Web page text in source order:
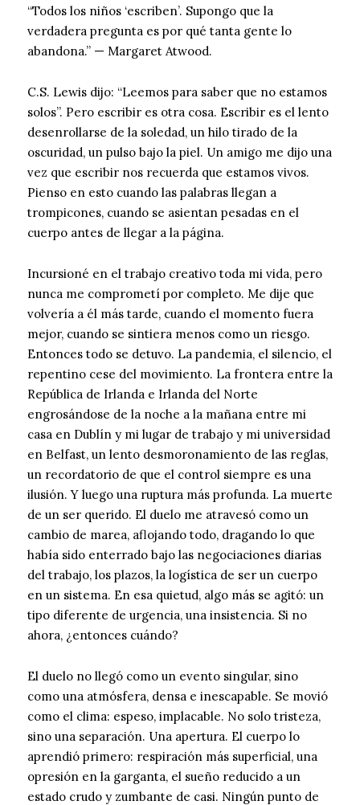
“Todos los niños ‘escriben’. Supongo que la
verdadera pregunta es por qué tanta gente lo
abandona.” — Margaret Atwood.
C.S. Lewis dijo: “Leemos para saber que no estamos
solos”. Pero escribir es otra cosa. Escribir es el lento
desenrollarse de la soledad, un hilo tirado de la
oscuridad, un pulso bajo la piel. Un amigo me dijo una
vez que escribir nos recuerda que estamos vivos.
Pienso en esto cuando las palabras llegan a
trompicones, cuando se asientan pesadas en el
cuerpo antes de llegar a la página.
Incursioné en el trabajo creativo toda mi vida, pero
nunca me comprometí por completo. Me dije que
volvería a él más tarde, cuando el momento fuera
mejor, cuando se sintiera menos como un riesgo.
Entonces todo se detuvo. La pandemia, el silencio, el
repentino cese del movimiento. La frontera entre la
República de Irlanda e Irlanda del Norte
engrosándose de la noche a la mañana entre mi
casa en Dublín y mi lugar de trabajo y mi universidad
en Belfast, un lento desmoronamiento de las reglas,
un recordatorio de que el control siempre es una
ilusión. Y luego una ruptura más profunda. La muerte
de un ser querido. El duelo me atravesó como un
cambio de marea, aflojando todo, dragando lo que
había sido enterrado bajo las negociaciones diarias
del trabajo, los plazos, la logística de ser un cuerpo
en un sistema. En esa quietud, algo más se agitó: un
tipo diferente de urgencia, una insistencia. Si no
ahora, ¿entonces cuándo?
El duelo no llegó como un evento singular, sino
como una atmósfera, densa e inescapable. Se movió
como el clima: espeso, implacable. No solo tristeza,
sino una separación. Una apertura. El cuerpo lo
aprendió primero: respiración más superficial, una
opresión en la garganta, el sueño reducido a un
estado crudo y zumbante de casi. Ningún punto de